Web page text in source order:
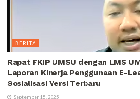
BERITA
Rapat FKIP UMSU dengan LMS
Laporan Kinerja Penggunaan E-
Sosialisasi Versi Terbaru
September 15, 2025